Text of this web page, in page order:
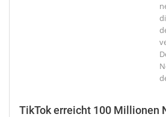
TikTok erreicht 100 Millionen